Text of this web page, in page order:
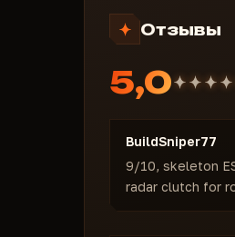
Отзывы
5,0
BuildSniper77
9/10, skeleton
radar clutch for